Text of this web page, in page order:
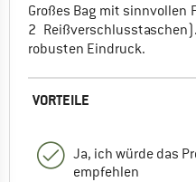
Großes Bag mit
2
robusten Eindruck.
VORTEILE
Ja, ich würde das
empfehlen